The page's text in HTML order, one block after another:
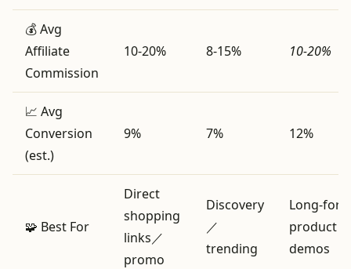
💰 Avg
Affiliate
Commission
10‑20% 8‑15% 10‑20%
📈 Avg
Conversion
(est.)
9% 7% 12%
🧩 Best For
Direct
shopping
links／
promo
Discovery
／
trending
product
demos